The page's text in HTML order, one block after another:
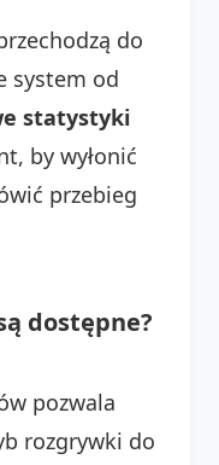
do
system od
statystyki
by wyłonić
przebieg
dostępne?
pozwala
rozgrywki do